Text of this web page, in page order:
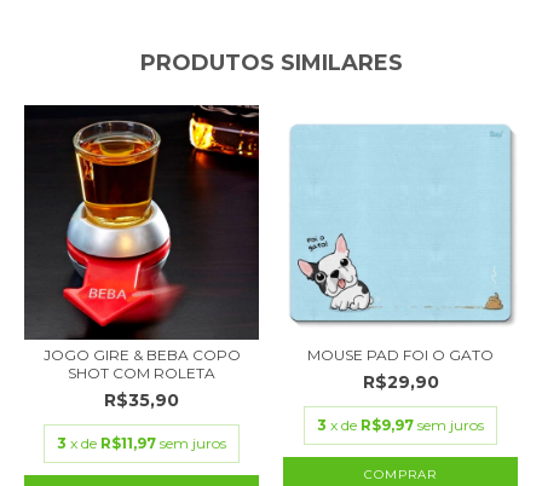
PRODUTOS SIMILARES
JOGO GIRE & BEBA COPO
SHOT COM ROLETA
R$35,90
3 x de R$11,97 sem juros
MOUSE PAD FOI O GATO
R$29,90
3 x de R$9,97 sem juros